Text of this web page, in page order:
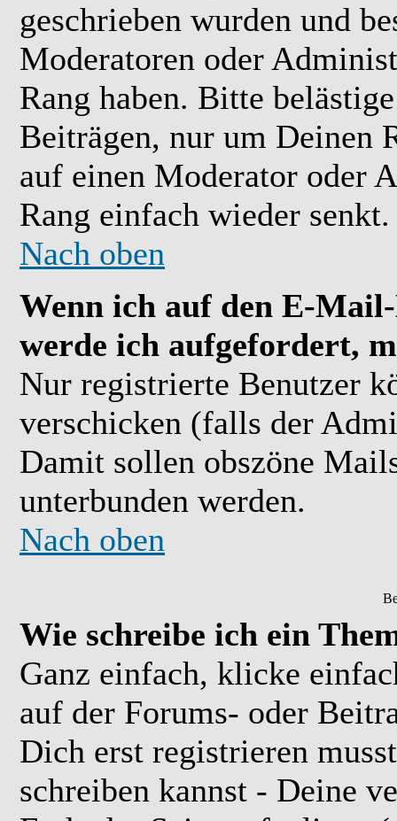
geschrieben wurden und
Moderatoren oder
Rang haben. Bitte
Beiträgen, nur um Deinen
auf einen Moderator oder
Rang einfach wieder senkt.
Nach oben
Wenn ich auf den E-
werde ich aufgefordert,
Nur registrierte Benutzer
verschicken (falls der
Damit sollen obszöne
unterbunden werden.
Nach oben
Wie schreibe ich ein
Ganz einfach, klicke
auf der Forums- oder
Dich erst registrieren
schreiben kannst - Deine